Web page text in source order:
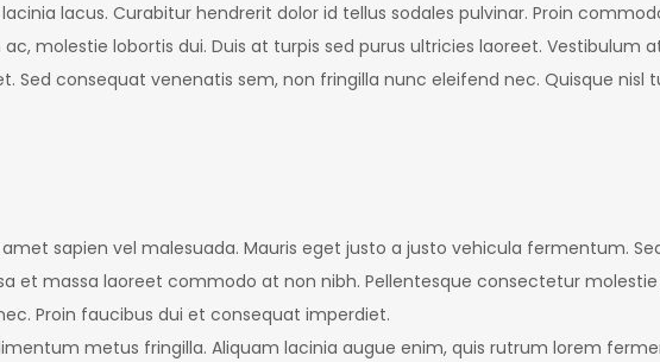
lacus. Curabitur hendrerit dolor id tellus sodales pulvinar. Proin
molestie lobortis dui. Duis at turpis sed purus ultricies laoreet. Vestibulum
consequat venenatis sem, non fringilla nunc eleifend nec. Quisque nisl
amet sapien vel malesuada. Mauris eget justo a justo vehicula fermentum.
et massa laoreet commodo at non nibh. Pellentesque consectetur molestie
Proin faucibus dui et consequat imperdiet.
metus fringilla. Aliquam lacinia augue enim, quis rutrum lorem